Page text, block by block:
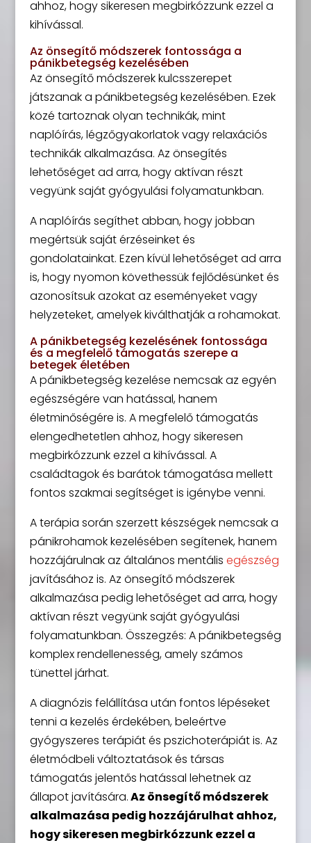
ahhoz, hogy sikeresen megbirkózzunk ezzel a
kihívással.
Az önsegítő módszerek fontossága a
pánikbetegség kezelésében
Az önsegítő módszerek kulcsszerepet
játszanak a pánikbetegség kezelésében. Ezek
közé tartoznak olyan technikák, mint
naplóírás, légzőgyakorlatok vagy relaxációs
technikák alkalmazása. Az önsegítés
lehetőséget ad arra, hogy aktívan részt
vegyünk saját gyógyulási folyamatunkban.
A naplóírás segíthet abban, hogy jobban
megértsük saját érzéseinket és
gondolatainkat. Ezen kívül lehetőséget ad arra
is, hogy nyomon követhessük fejlődésünket és
azonosítsuk azokat az eseményeket vagy
helyzeteket, amelyek kiválthatják a rohamokat.
A pánikbetegség kezelésének fontossága
és a megfelelő támogatás szerepe a
betegek életében
A pánikbetegség kezelése nemcsak az egyén
egészségére van hatással, hanem
életminőségére is. A megfelelő támogatás
elengedhetetlen ahhoz, hogy sikeresen
megbirkózzunk ezzel a kihívással. A
családtagok és barátok támogatása mellett
fontos szakmai segítséget is igénybe venni.
A terápia során szerzett készségek nemcsak a
pánikrohamok kezelésében segítenek, hanem
hozzájárulnak az általános mentális egészség
javításához is. Az önsegítő módszerek
alkalmazása pedig lehetőséget ad arra, hogy
aktívan részt vegyünk saját gyógyulási
folyamatunkban. Összegzés: A pánikbetegség
komplex rendellenesség, amely számos
tünettel járhat.
A diagnózis felállítása után fontos lépéseket
tenni a kezelés érdekében, beleértve
gyógyszeres terápiát és pszichoterápiát is. Az
életmódbeli változtatások és társas
támogatás jelentős hatással lehetnek az
állapot javítására.Az önsegítő módszerek
alkalmazása pedig hozzájárulhat ahhoz,
hogy sikeresen megbirkózzunk ezzel a